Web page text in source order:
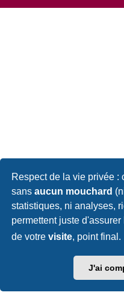
Respect de la vie privée :
sansaucun mouchard
statistiques, ni analyses,
permettent juste
de votrevisite, point final.
J'ai